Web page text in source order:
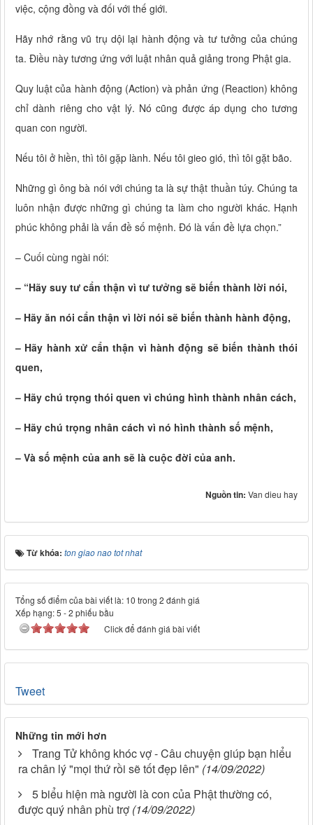
việc, cộng đồng và đối với thế giới.
Hãy nhớ rằng vũ trụ dội lại hành động và tư tưởng của chúng
ta. Điều này tương ứng với luật nhân quả giảng trong Phật gia.
Quy luật của hành động (Action) và phản ứng (Reaction) không
chỉ dành riêng cho vật lý. Nó cũng được áp dụng cho tương
quan con người.
Nếu tôi ở hiền, thì tôi gặp lành. Nếu tôi gieo gió, thì tôi gặt bão.
Những gì ông bà nói với chúng ta là sự thật thuần túy. Chúng ta
luôn nhận được những gì chúng ta làm cho người khác. Hạnh
phúc không phải là vấn đề số mệnh. Đó là vấn đề lựa chọn.”
– Cuối cùng ngài nói:
– “Hãy suy tư cẩn thận vì tư tưởng sẽ biến thành lời nói,
– Hãy ăn nói cẩn thận vì lời nói sẽ biến thành hành động,
– Hãy hành xử cẩn thận vì hành động sẽ biến thành thói
quen,
– Hãy chú trọng thói quen vì chúng hình thành nhân cách,
– Hãy chú trọng nhân cách vì nó hình thành số mệnh,
– Và số mệnh của anh sẽ là cuộc đời của anh.
Nguồn tin: Van dieu hay
Từ khóa: ton giao nao tot nhat
Tổng số điểm của bài viết là: 10 trong 2 đánh giá
Xếp hạng:5 -2 phiếu bầu
Click để đánh giá bài viết
Tweet
Những tin mới hơn
Trang Tử không khóc vợ - Câu chuyện giúp bạn hiểu
ra chân lý "mọi thứ rồi sẽ tốt đẹp lên" (14/09/2022)
5 biểu hiện mà người là con của Phật thường có,
được quý nhân phù trợ (14/09/2022)